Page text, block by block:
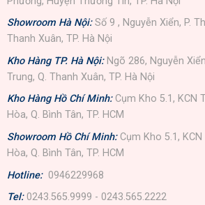
Showroom Hà Nội: Số 9 , Nguyễn Xiển, P.
Thanh Xuân, TP. Hà Nội
Kho Hàng TP. Hà Nội: Ngõ 286, Nguyễn
Trung, Q. Thanh Xuân, TP. Hà Nội
Kho Hàng Hồ Chí Minh: Cụm Kho 5.1, KCN
Hòa, Q. Bình Tân, TP. HCM
Showroom Hồ Chí Minh: Cụm Kho 5.1,
Hòa, Q. Bình Tân, TP. HCM
Hotline: 0946229968
Tel: 0243.565.9999 - 0243.565.2222